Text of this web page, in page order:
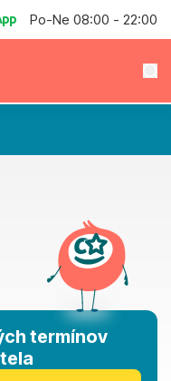
Po-Ne 08:00 - 22:00
termínov